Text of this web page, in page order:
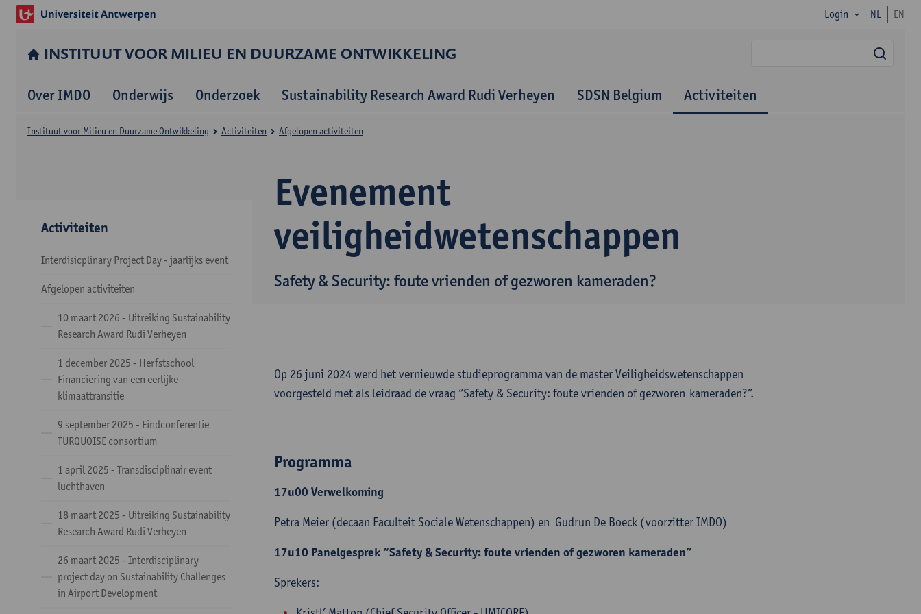
Login NL EN
INSTITUUT VOOR MILIEU EN DUURZAME ONTWIKKELING
Over IMDO Onderwijs Onderzoek Sustainability Research Award Rudi Verheyen SDSN Belgium Activiteiten
Evenement
veiligheidwetenschappen
Safety & Security: foute vrienden of gezworen kameraden?
Instituut voor Milieu en Duurzame Ontwikkeling Activiteiten Afgelopen activiteiten
Activiteiten
Interdisicplinary Project Day - jaarlijks event
Afgelopen activiteiten
10 maart 2026 - Uitreiking Sustainability
Research Award Rudi Verheyen
1 december 2025 - Herfstschool
Financiering van een eerlijke
klimaattransitie
9 september 2025 - Eindconferentie
TURQUOISE consortium
1 april 2025 - Transdisciplinair event
luchthaven
18 maart 2025 - Uitreiking Sustainability
Research Award Rudi Verheyen
26 maart 2025 - Interdisciplinary
project day on Sustainability Challenges
in Airport Development
Op 26 juni 2024 werd het vernieuwde studieprogramma van de master Veiligheidswetenschappen
voorgesteld met als leidraad de vraag “Safety & Security: foute vrienden of gezworen kameraden?”.
Programma
17u00 Verwelkoming
Petra Meier (decaan Faculteit Sociale Wetenschappen) en Gudrun De Boeck (voorzitter IMDO)
17u10 Panelgesprek “Safety & Security: foute vrienden of gezworen kameraden”
Sprekers: